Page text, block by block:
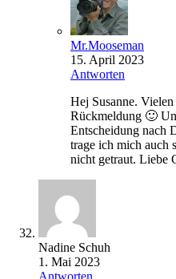
Mr.Mooseman
15. April 2023
Antworten
Hej Susanne.
Rückmeldung 🙂
Entscheidung nach
trage ich mich auch
nicht getraut. Liebe
Nadine Schuh
1. Mai 2023